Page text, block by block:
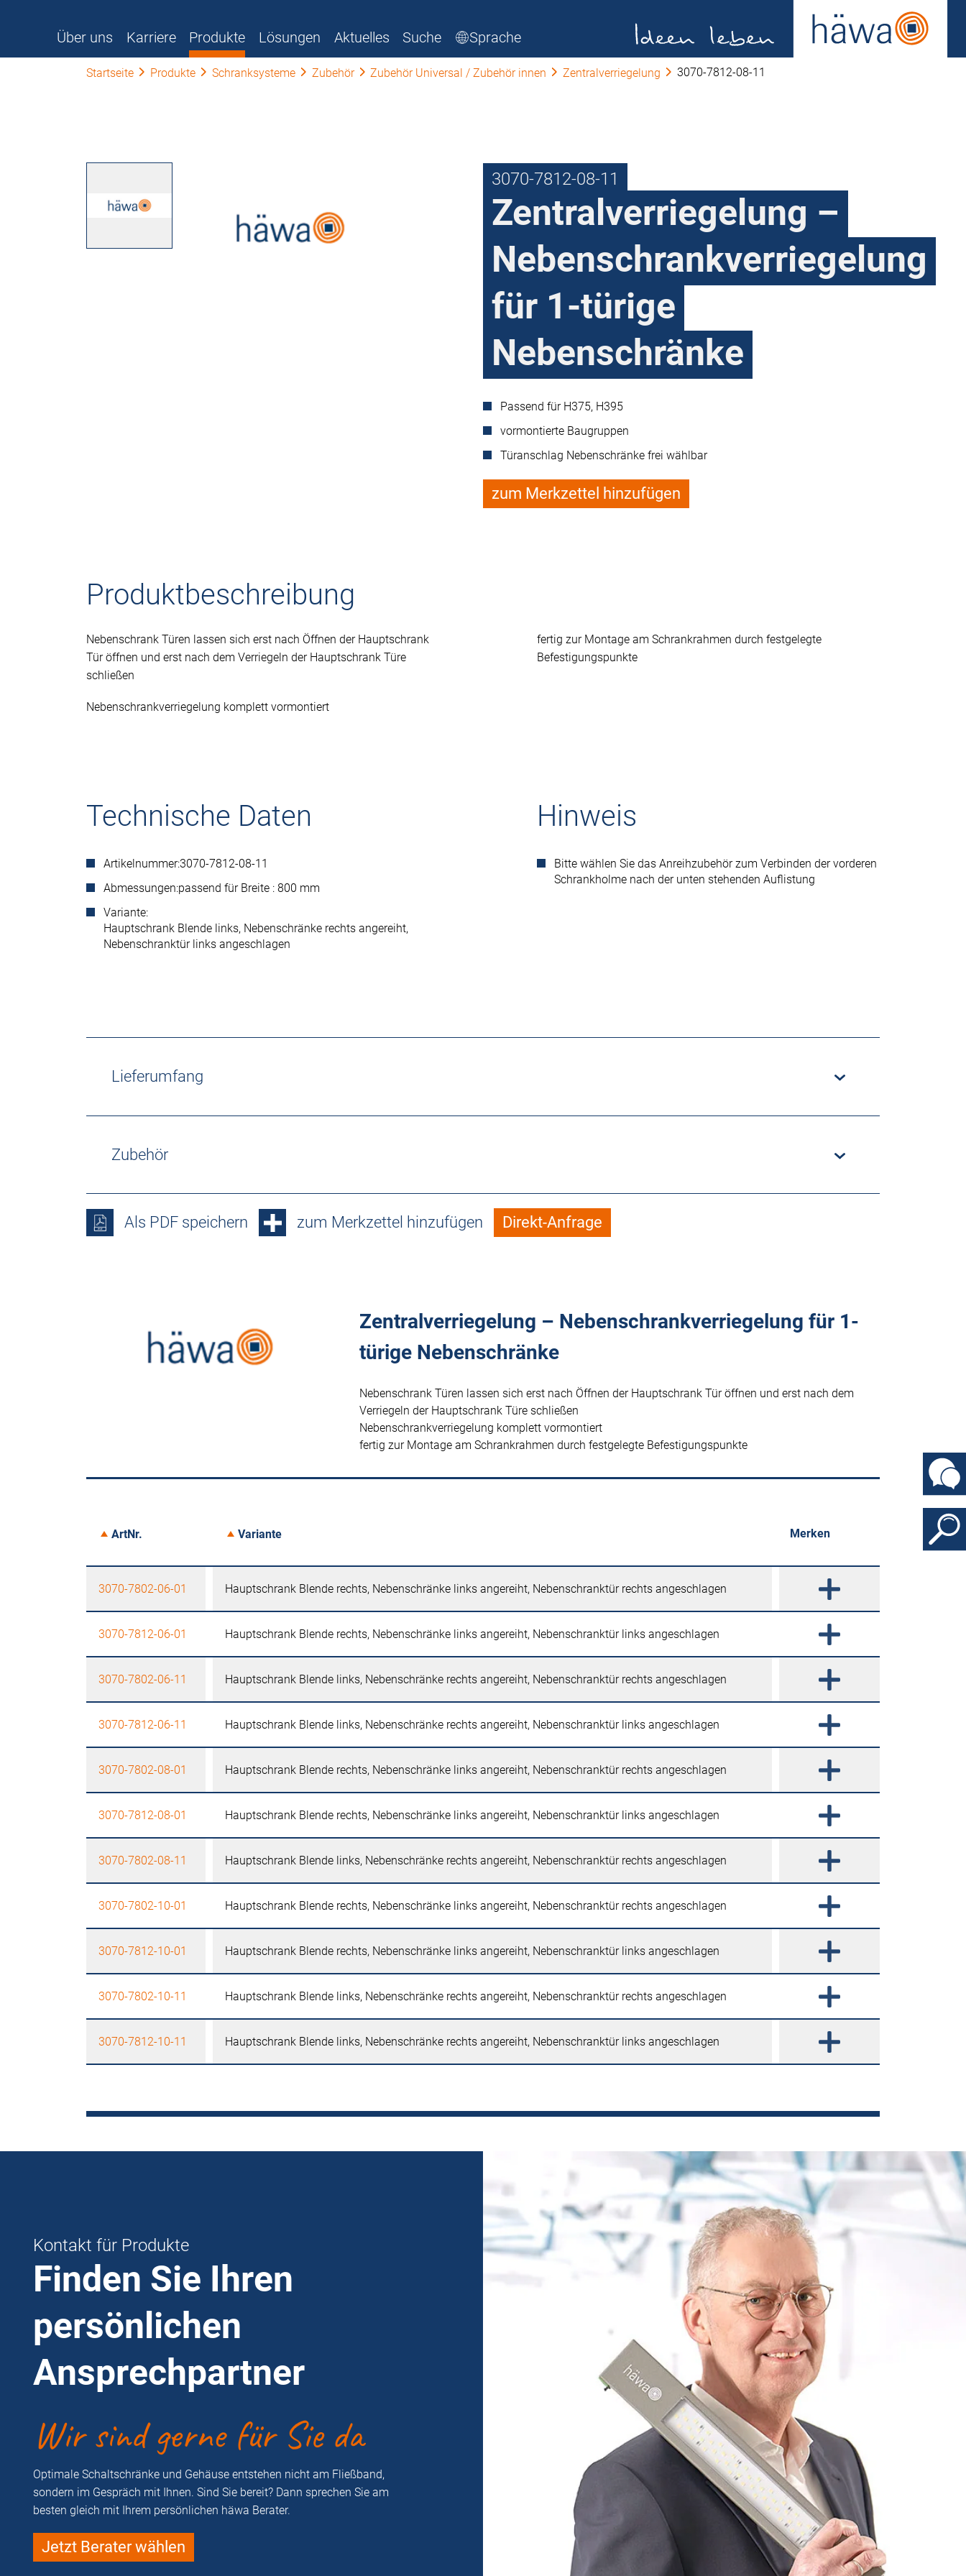
Über uns Karriere Produkte Lösungen Aktuelles Suche Sprache
Startseite Produkte Schranksysteme Zubehör Zubehör Universal / Zubehör innen Zentralverriegelung 3070-7812-08-11
3070-7812-08-11
Zentralverriegelung –
Nebenschrankverriegelung
für 1-türige
Nebenschränke
Passend für H375, H395
vormontierte Baugruppen
Türanschlag Nebenschränke frei wählbar
zum Merkzettel hinzufügen
Produktbeschreibung
Nebenschrank Türen lassen sich erst nach Öffnen der Hauptschrank
Tür öffnen und erst nach dem Verriegeln der Hauptschrank Türe
schließen
Nebenschrankverriegelung komplett vormontiert
fertig zur Montage am Schrankrahmen durch festgelegte
Befestigungspunkte
Technische Daten
Artikelnummer:3070-7812-08-11
Abmessungen:passend für Breite : 800 mm
Variante:
Hauptschrank Blende links, Nebenschränke rechts angereiht,
Nebenschranktür links angeschlagen
Hinweis
Bitte wählen Sie das Anreihzubehör zum Verbinden der vorderen
Schrankholme nach der unten stehenden Auflistung
Lieferumfang
Zubehör
Als PDF speichern zum Merkzettel hinzufügen Direkt-Anfrage
Zentralverriegelung – Nebenschrankverriegelung für 1-
türige Nebenschränke
Nebenschrank Türen lassen sich erst nach Öffnen der Hauptschrank Tür öffnen und erst nach dem
Verriegeln der Hauptschrank Türe schließen
Nebenschrankverriegelung komplett vormontiert
fertig zur Montage am Schrankrahmen durch festgelegte Befestigungspunkte
ArtNr. Variante Merken
3070-7802-06-01 Hauptschrank Blende rechts, Nebenschränke links angereiht, Nebenschranktür rechts angeschlagen
3070-7812-06-01 Hauptschrank Blende rechts, Nebenschränke links angereiht, Nebenschranktür links angeschlagen
3070-7802-06-11 Hauptschrank Blende links, Nebenschränke rechts angereiht, Nebenschranktür rechts angeschlagen
3070-7812-06-11 Hauptschrank Blende links, Nebenschränke rechts angereiht, Nebenschranktür links angeschlagen
3070-7802-08-01 Hauptschrank Blende rechts, Nebenschränke links angereiht, Nebenschranktür rechts angeschlagen
3070-7812-08-01 Hauptschrank Blende rechts, Nebenschränke links angereiht, Nebenschranktür links angeschlagen
3070-7802-08-11 Hauptschrank Blende links, Nebenschränke rechts angereiht, Nebenschranktür rechts angeschlagen
3070-7802-10-01 Hauptschrank Blende rechts, Nebenschränke links angereiht, Nebenschranktür rechts angeschlagen
3070-7812-10-01 Hauptschrank Blende rechts, Nebenschränke links angereiht, Nebenschranktür links angeschlagen
3070-7802-10-11 Hauptschrank Blende links, Nebenschränke rechts angereiht, Nebenschranktür rechts angeschlagen
3070-7812-10-11 Hauptschrank Blende links, Nebenschränke rechts angereiht, Nebenschranktür links angeschlagen
Kontakt für Produkte
Finden Sie Ihren
persönlichen
Ansprechpartner
Wir sind gerne für Sie da
Optimale Schaltschränke und Gehäuse entstehen nicht am Fließband,
sondern im Gespräch mit Ihnen. Sind Sie bereit? Dann sprechen Sie am
besten gleich mit Ihrem persönlichen häwa Berater.
Jetzt Berater wählen